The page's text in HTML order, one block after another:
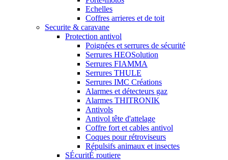
Echelles
Coffres arrieres et de toit
Securite & caravane
Protection antivol
Poignées et serrures de sécurité
Serrures HEOSolution
Serrures FIAMMA
Serrures THULE
Serrures IMC Créations
Alarmes et détecteurs gaz
Alarmes THITRONIK
Antivols
Antivol tête d'attelage
Coffre fort et cables antivol
Coques pour rétroviseurs
Répulsifs animaux et insectes
SÉcuritÉ routiere